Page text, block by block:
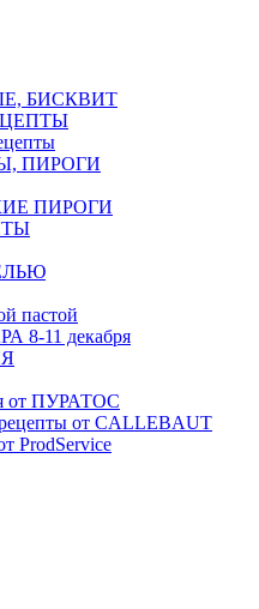
БИСКВИТ
ПИРОГИ
ПИРОГИ
пастой
8-11 декабря
от ПУРАТОС
от CALLEBAUT